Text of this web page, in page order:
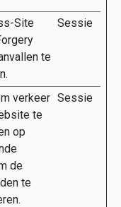
Site
te
Sessie
verkeer
te
op
de
te
Sessie